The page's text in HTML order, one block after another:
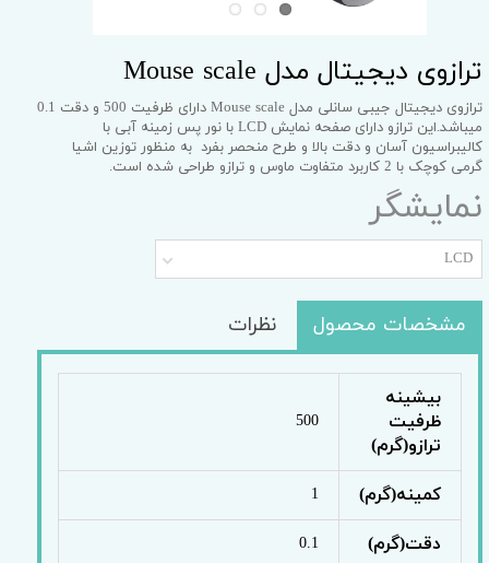
ترازوی دیجیتال مدل Mouse scale
ترازوی دیجیتال جیبی سانلی مدل Mouse scale دارای ظرفیت 500 و دقت 0.1
میباشد.این ترازو دارای صفحه نمایش LCD با نور پس زمینه آبی با
کالیبراسیون آسان و دقت بالا و طرح منحصر بفرد به منظور توزین اشیا
گرمی کوچک با 2 کاربرد متفاوت ماوس و ترازو طراحی شده است.
نمایشگر
LCD
مشخصات محصول نظرات
بیشینه
ظرفیت
ترازو(گرم)
500
کمینه(گرم) 1
دقت(گرم) 0.1